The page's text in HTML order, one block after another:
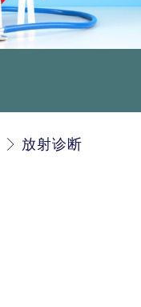
放射诊断